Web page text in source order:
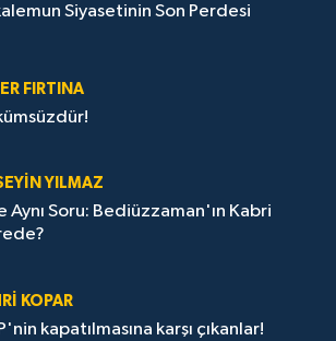
Siyasetinin Son Perdesi
FIRTINA
YILMAZ
Aynı Soru: Bediüzzaman'ın Kabri
KOPAR
kapatılmasına karşı çıkanlar!